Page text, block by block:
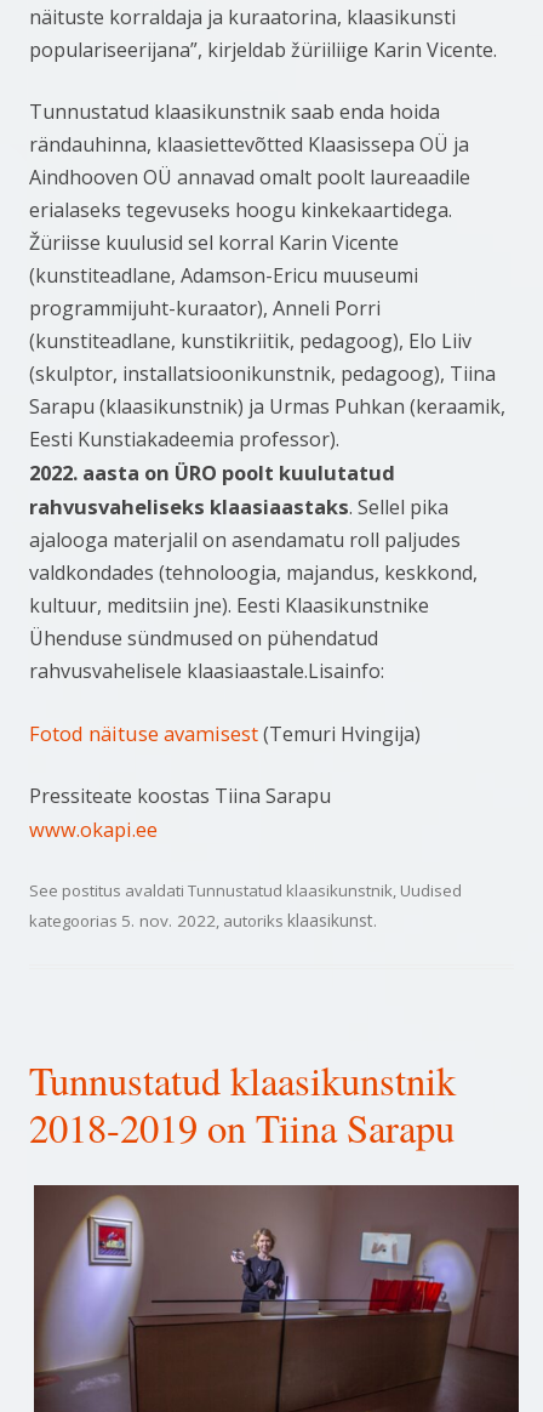
näituste korraldaja ja kuraatorina, klaasikunsti
populariseerijana”, kirjeldab žüriiliige Karin Vicente.
Tunnustatud klaasikunstnik saab enda hoida
rändauhinna, klaasiettevõtted Klaasissepa OÜ ja
Aindhooven OÜ annavad omalt poolt laureaadile
erialaseks tegevuseks hoogu kinkekaartidega.
Žüriisse kuulusid sel korral Karin Vicente
(kunstiteadlane, Adamson-Ericu muuseumi
programmijuht-kuraator), Anneli Porri
(kunstiteadlane, kunstikriitik, pedagoog), Elo Liiv
(skulptor, installatsioonikunstnik, pedagoog), Tiina
Sarapu (klaasikunstnik) ja Urmas Puhkan (keraamik,
Eesti Kunstiakadeemia professor).
2022. aasta on ÜRO poolt kuulutatud
rahvusvaheliseks klaasiaastaks. Sellel pika
ajalooga materjalil on asendamatu roll paljudes
valdkondades (tehnoloogia, majandus, keskkond,
kultuur, meditsiin jne). Eesti Klaasikunstnike
Ühenduse sündmused on pühendatud
rahvusvahelisele klaasiaastale.Lisainfo:
Fotod näituse avamisest(Temuri Hvingija)
Pressiteate koostas Tiina Sarapu
www.okapi.ee
See postitus avaldati Tunnustatud klaasikunstnik, Uudised
kategoorias 5. nov. 2022, autoriks klaasikunst.
Tunnustatud klaasikunstnik
2018-2019 on Tiina Sarapu